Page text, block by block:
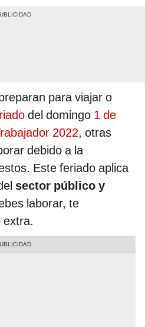
para viajar o
del domingo 1 de
2022, otras
debido a la
Este feriado aplica
sector público y
laborar, te
extra.